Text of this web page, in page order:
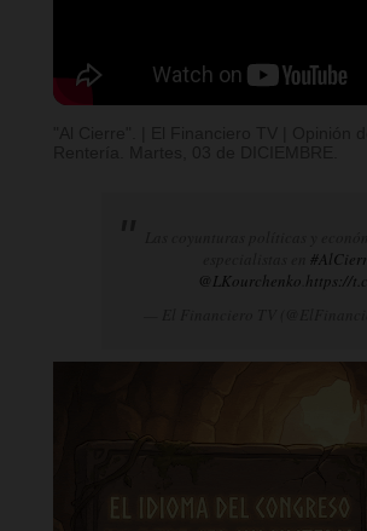
@LKourchenko https://